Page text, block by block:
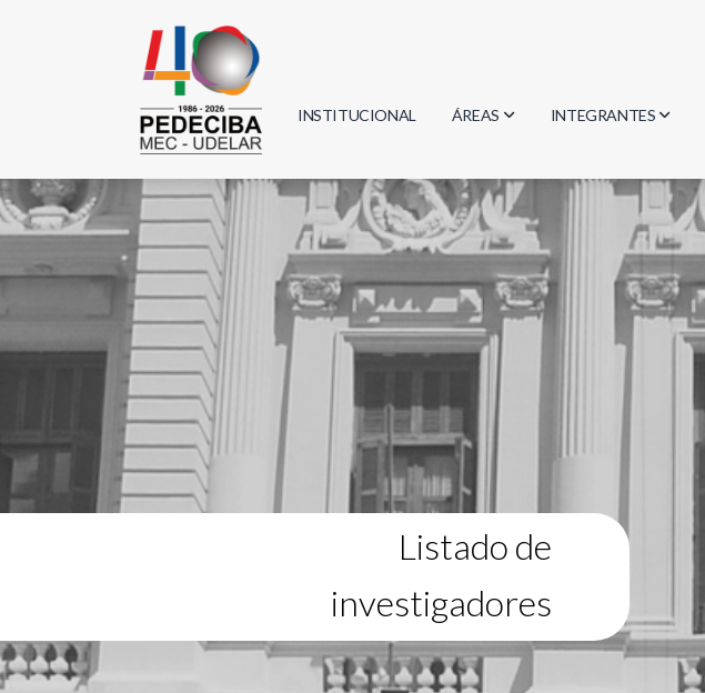
INSTITUCIONAL ÁREAS
Biología
Física
Informática
Matemática
INTEGRANTES
Investigadores
Estudiantes
Egresados
Listado de
investigadores